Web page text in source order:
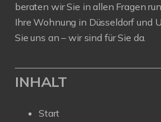
beraten wir Sie in allen Fragen
Ihre Wohnung in Düsseldorf und
Sie uns an – wir sind für Sie da.
INHALT
Start